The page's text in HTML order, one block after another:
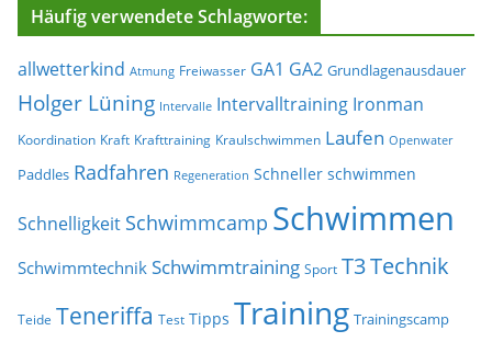
Häufig verwendete Schlagworte:
allwetterkind Atmung Freiwasser GA1 GA2 Grundlagenausdauer
Holger Lüning Intervalle Intervalltraining Ironman
Koordination Kraft Krafttraining Kraulschwimmen Laufen Openwater
Paddles Radfahren Regeneration Schneller schwimmen
Schnelligkeit Schwimmcamp Schwimmen
Schwimmtechnik Schwimmtraining Sport T3Technik
Teide Teneriffa Test Tipps Training Trainingscamp